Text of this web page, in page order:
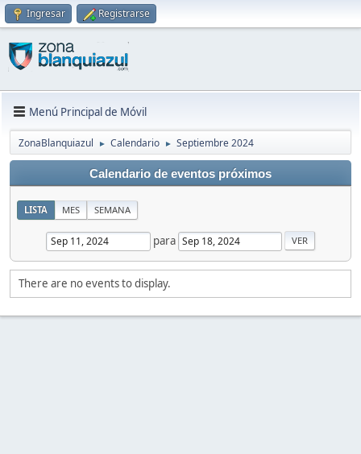
Ingresar Registrarse
Menú Principal de Móvil
ZonaBlanquiazul ► Calendario ► Septiembre 2024
Calendario de eventos próximos
LISTA MES SEMANA
para
There are no events to display.